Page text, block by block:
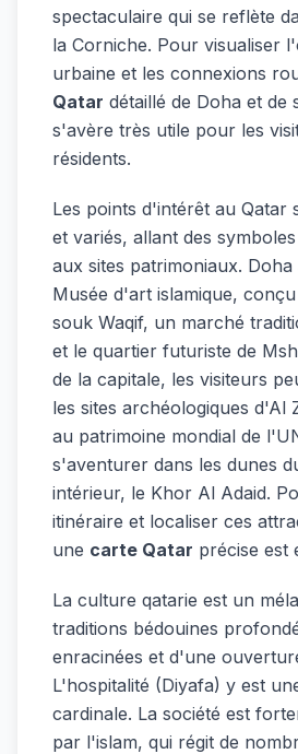
spectaculaire qui se reflète
la Corniche. Pour visualiser
urbaine et les connexions
Qatar détaillé de Doha et de
s'avère très utile pour les
résidents.
Les points d'intérêt au Qatar
et variés, allant des
aux sites patrimoniaux.
Musée d'art islamique,
souk Waqif, un marché
et le quartier futuriste de
de la capitale, les visiteurs
les sites archéologiques d'Al
au patrimoine mondial de
s'aventurer dans les dunes
intérieur, le Khor Al Adaid.
itinéraire et localiser ces
une carte Qatar précise est
La culture qatarie est un
traditions bédouines
enracinées et d'une
L'hospitalité (Diyafa) y est
cardinale. La société est
par l'islam, qui régit de